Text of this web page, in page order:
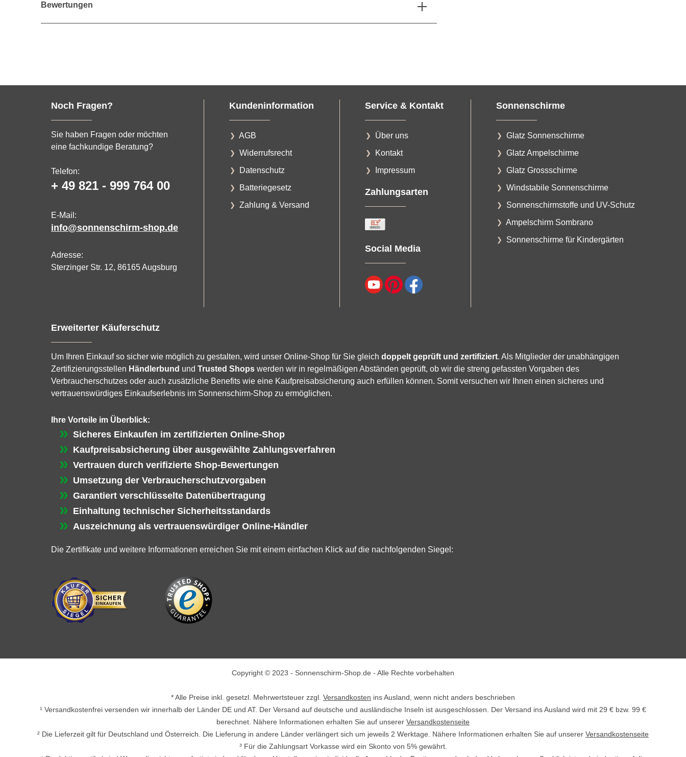
Bewertungen
Noch Fragen?
Sie haben Fragen oder möchten
eine fachkundige Beratung?
Telefon:
+ 49 821 - 999 764 00
E-Mail:
info@sonnenschirm-shop.de
Adresse:
Sterzinger Str. 12, 86165 Augsburg
Kundeninformation
AGB
Widerrufsrecht
Datenschutz
Batteriegesetz
Zahlung & Versand
Service & Kontakt
Über uns
Kontakt
Impressum
Zahlungsarten
Social Media
Sonnenschirme
Glatz Sonnenschirme
Glatz Ampelschirme
Glatz Grossschirme
Windstabile Sonnenschirme
Sonnenschirmstoffe und UV-Schutz
Ampelschirm Sombrano
Sonnenschirme für Kindergärten
Erweiterter Käuferschutz
Um Ihren Einkauf so sicher wie möglich zu gestalten, wird unser Online-Shop für Sie gleich doppelt geprüft und zertifiziert. Als Mitglieder der unabhängigen
Zertifizierungsstellen Händlerbund und Trusted Shops werden wir in regelmäßigen Abständen geprüft, ob wir die streng gefassten Vorgaben des
Verbraucherschutzes oder auch zusätzliche Benefits wie eine Kaufpreisabsicherung auch erfüllen können. Somit versuchen wir Ihnen einen sicheres und
vertrauenswürdiges Einkaufserlebnis im Sonnenschirm-Shop zu ermöglichen.
Ihre Vorteile im Überblick:
Sicheres Einkaufen im zertifizierten Online-Shop
Kaufpreisabsicherung über ausgewählte Zahlungsverfahren
Vertrauen durch verifizierte Shop-Bewertungen
Umsetzung der Verbraucherschutzvorgaben
Garantiert verschlüsselte Datenübertragung
Einhaltung technischer Sicherheitsstandards
Auszeichnung als vertrauenswürdiger Online-Händler
Die Zertifikate und weitere Informationen erreichen Sie mit einem einfachen Klick auf die nachfolgenden Siegel:
Copyright © 2023 - Sonnenschirm-Shop.de - Alle Rechte vorbehalten
* Alle Preise inkl. gesetzl. Mehrwertsteuer zzgl. Versandkosten ins Ausland, wenn nicht anders beschrieben
¹ Versandkostenfrei versenden wir innerhalb der Länder DE und AT. Der Versand auf deutsche und ausländische Inseln ist ausgeschlossen. Der Versand ins Ausland wird mit 29 € bzw. 99 €
berechnet. Nähere Informationen erhalten Sie auf unserer Versandkostenseite
² Die Lieferzeit gilt für Deutschland und Österreich. Die Lieferung in andere Länder verlängert sich um jeweils 2 Werktage. Nähere Informationen erhalten Sie auf unserer Versandkostenseite
³ Für die Zahlungsart Vorkasse wird ein Skonto von 5% gewährt.